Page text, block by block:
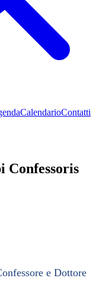
CalendarioContatti
Confessoris
e Dottore